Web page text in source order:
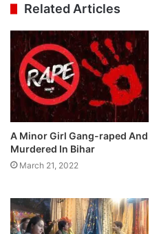
Related Articles
A Minor Girl Gang-raped And
Murdered In Bihar
March 21, 2022